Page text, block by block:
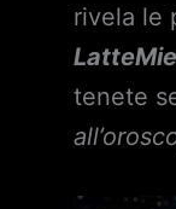
rivela le
tenete